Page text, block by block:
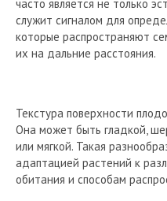
часто является не только
служит сигналом для
которые распространяют
их на дальние расстояния.
Текстура поверхности
Она может быть гладкой,
или мягкой. Такая
адаптацией растений к
обитания и способам